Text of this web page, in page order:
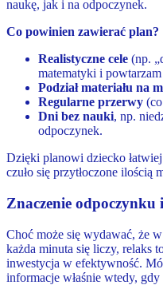
naukę, jak i na odpoczynek.
Co powinien zawierać plan?
Realistyczne cele (np.
matematyki i
Podział materiału na
Regularne przerwy
Dni bez nauki, np.
odpoczynek.
Dzięki planowi dziecko
czuło się przytłoczone ilością
Znaczenie odpoczynku
Choć może się wydawać, że
każda minuta się liczy, relaks
inwestycja w efektywność.
informacje właśnie wtedy,